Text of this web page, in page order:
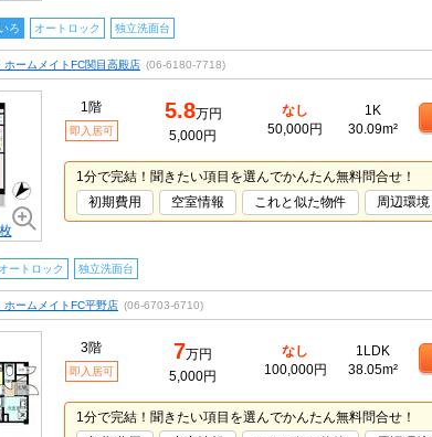
ろ オートロック 独立洗面台
ホームメイトFC関目高殿店 (06-6180-7718)
1階
即入居可
5.8万円
5,000円
なし
50,000円
1K
30.09m²
1分で完結！聞きたい項目を選んでかんたん無料問合せ！
初期費用
空室情報 これと似た物件 周辺環境
オートロック 独立洗面台
ホームメイトFC平野店 (06-6703-6710)
3階
即入居可
7万円
5,000円
なし
100,000円
1LDK
38.05m²
1分で完結！聞きたい項目を選んでかんたん無料問合せ！